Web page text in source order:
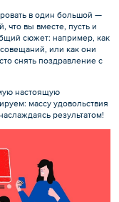
в один большой —
вы вместе, пусть и
сюжет: например, как
или как они
снять поздравление с
настоящую
массу удовольствия
результатом!